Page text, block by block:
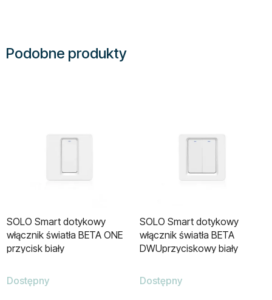
Podobne produkty
SOLO Smart dotykowy
włącznik światła BETA ONE
przycisk biały
Dostępny
SOLO Smart dotykowy
włącznik światła BETA
DWUprzyciskowy biały
Dostępny